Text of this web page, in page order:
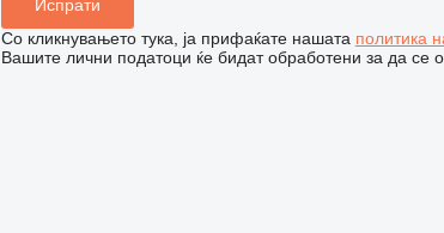
Со кликнувањето тука, ја прифаќате нашата политика
Вашите лични податоци ќе бидат обработени за да се